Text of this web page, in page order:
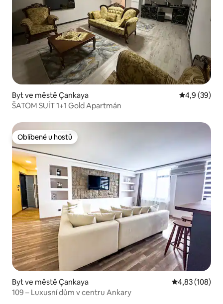
Byt ve městě Çankaya Průměrné
4,9 (39)
ŠATOM SUİT 1+1 Gold Apartmán
Oblíbené u hostů
Oblíbené u hostů
Byt ve městě Çankaya Průměrné
4,83 (108)
109 – Luxusní dům v centru Ankary